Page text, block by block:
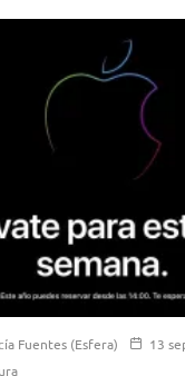
Fuentes (Esfera)
13